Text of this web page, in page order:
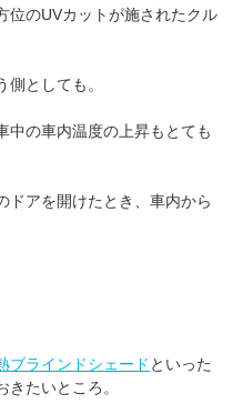
位のUVカットが施されたクル
としても。
中の車内温度の上昇もとても
ドアを開けたとき、車内から
ブラインドシェード といった
たいところ。